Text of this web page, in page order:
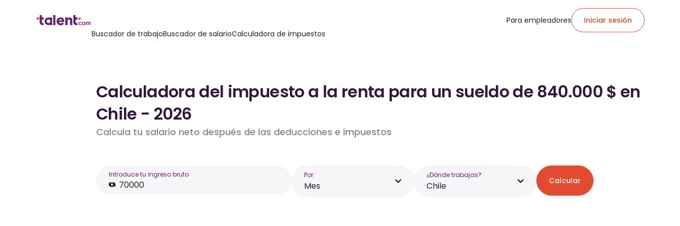
Buscador de trabajoBuscador de salarioCalculadora de impuestos
Para empleadores Iniciar sesión
Calculadora del impuesto a la renta para un sueldo de 840.000 $ en
Chile - 2026
Calcula tu salario neto después de las deducciones e impuestos
Introduce tu ingreso bruto Por
Mes
¿Dónde trabajas?
Chile Calcular